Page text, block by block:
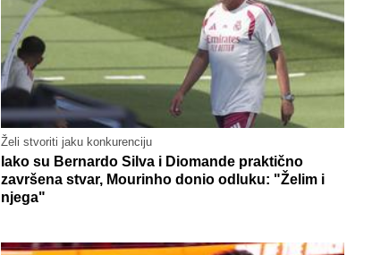
Želi stvoriti jaku konkurenciju
Iako su Bernardo Silva i Diomande praktično
završena stvar, Mourinho donio odluku: "Želim i
njega"